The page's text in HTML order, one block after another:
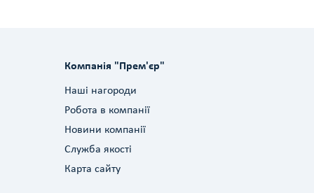
Компанія "Прем'єр"
Наші нагороди
Робота в компанії
Новини компанії
Служба якості
Карта сайту